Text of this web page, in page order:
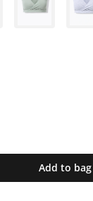
Add to bag